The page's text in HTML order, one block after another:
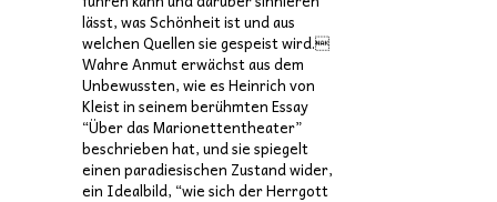
lässt, was Schönheit ist und aus
welchen Quellen sie gespeist wird.
Wahre Anmut erwächst aus dem
Unbewussten, wie es Heinrich von
Kleist in seinem berühmten Essay
“Über das Marionettentheater”
beschrieben hat, und sie spiegelt
einen paradiesischen Zustand wider,
ein Idealbild, “wie sich der Herrgott